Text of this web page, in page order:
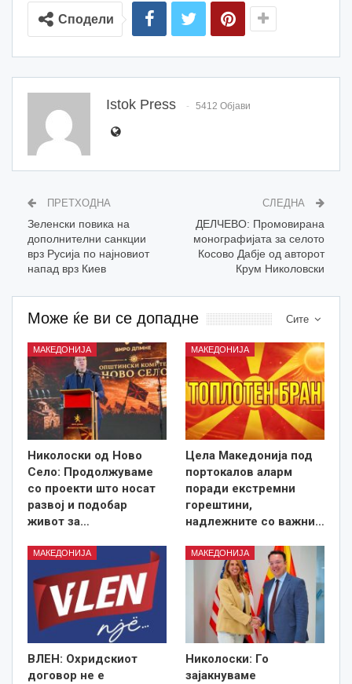
Сподели
Istok Press 5412 Објави
ПРЕТХОДНА
Зеленски повика на
дополнителни санкции
врз Русија по најновиот
напад врз Киев
СЛЕДНА
ДЕЛЧЕВО: Промовирана
монографијата за селото
Косово Дабје од авторот
Крум Николовски
Сите
Може ќе ви се допадне
МАКЕДОНИЈА
Николоски од Ново
Село: Продолжуваме
со проекти што носат
развој и подобар
живот за…
МАКЕДОНИЈА
Цела Македонија под
портокалов аларм
поради екстремни
горештини,
надлежните со важни…
МАКЕДОНИЈА
ВЛЕН: Охридскиот
договор не е
МАКЕДОНИЈА
Николоски: Го
зајакнуваме